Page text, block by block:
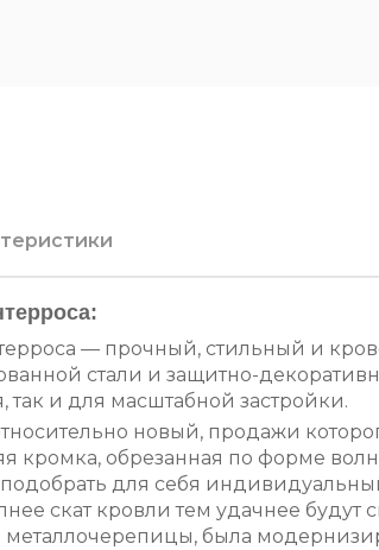
— прочный, стильный и
стали и защитно-
так и для масштабной застройки.
новый, продажи
кромка, обрезанная по форме
для себя
скат кровли тем удачнее
была